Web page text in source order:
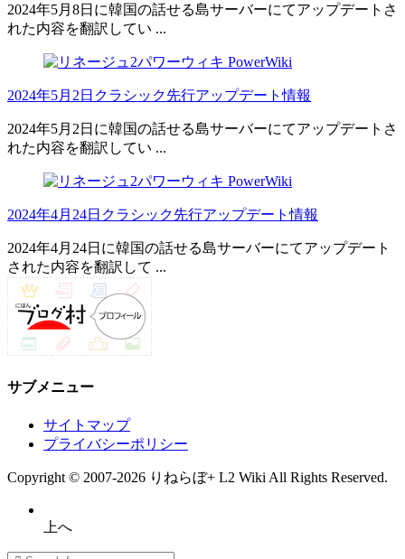
2024年5月8日に韓国の話せる島サーバーにてアップデートさ
れた内容を翻訳してい ...
2024年5月2日クラシック先行アップデート情報
2024年5月2日に韓国の話せる島サーバーにてアップデートさ
れた内容を翻訳してい ...
2024年4月24日クラシック先行アップデート情報
2024年4月24日に韓国の話せる島サーバーにてアップデート
された内容を翻訳して ...
サブメニュー
サイトマップ
プライバシーポリシー
Copyright © 2007-2026 りねらぼ+ L2 Wiki All Rights Reserved.
上へ